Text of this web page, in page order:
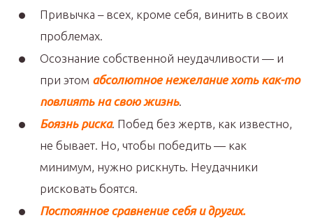
Привычка – всех, кроме себя, винить в своих
проблемах.
Осознание собственной неудачливости — и
при этом абсолютное нежелание хоть как-то
повлиять на свою жизнь.
Боязнь риска. Побед без жертв, как известно,
не бывает. Но, чтобы победить — как
минимум, нужно рискнуть. Неудачники
рисковать боятся.
Постоянное сравнение себя и других.